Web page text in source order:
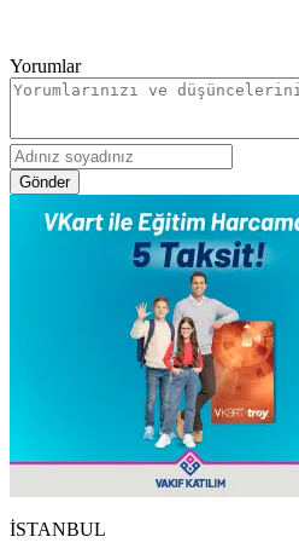
Yorumlar
Gönder
İSTANBUL